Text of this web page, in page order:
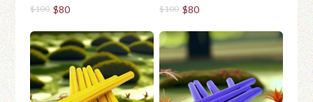
$100 $80 $100 $80